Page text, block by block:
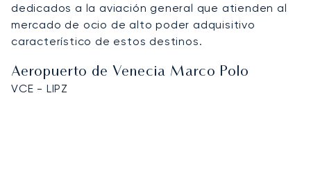
dedicados a la aviación general que atienden al
mercado de ocio de alto poder adquisitivo
característico de estos destinos.
Aeropuerto de Venecia Marco Polo
VCE - LIPZ